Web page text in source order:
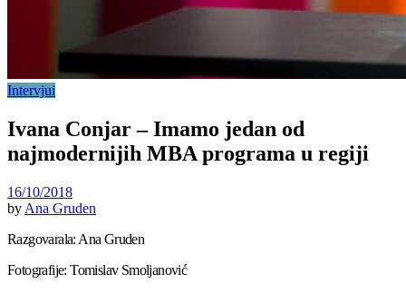
Intervjui
Ivana Conjar – Imamo jedan od
najmodernijih MBA programa u regiji
16/10/2018
by Ana Gruden
Razgovarala: Ana Gruden
Fotografije: Tomislav Smoljanović